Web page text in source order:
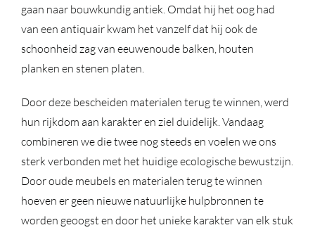
gaan naar bouwkundig antiek. Omdat hij het oog had
van een antiquair kwam het vanzelf dat hij ook de
schoonheid zag van eeuwenoude balken, houten
planken en stenen platen.
Door deze bescheiden materialen terug te winnen, werd
hun rijkdom aan karakter en ziel duidelijk. Vandaag
combineren we die twee nog steeds en voelen we ons
sterk verbonden met het huidige ecologische bewustzijn.
Door oude meubels en materialen terug te winnen
hoeven er geen nieuwe natuurlijke hulpbronnen te
worden geoogst en door het unieke karakter van elk stuk